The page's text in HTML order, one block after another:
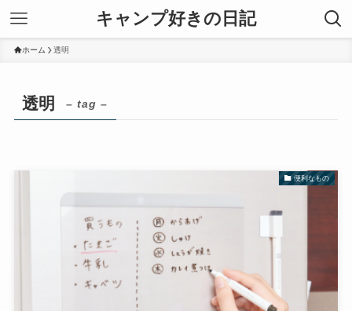
キャンプ好きの日記
ホーム 透明
透明 – tag –
便利なもの